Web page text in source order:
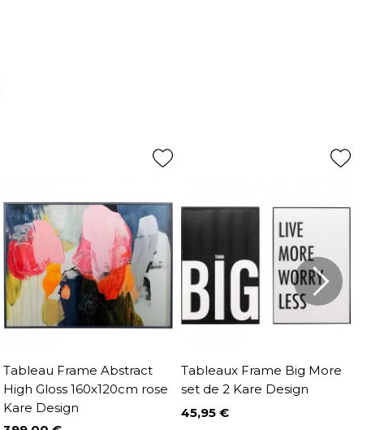
Tableau Frame Abstract
High Gloss 160x120cm rose
Kare Design
Tableaux Frame Big More
set de 2 Kare Design
Prix
45,95 €